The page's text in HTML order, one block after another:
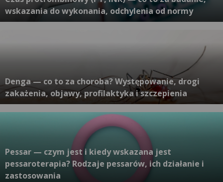
wskazania do wykonania, odchylenia od normy
Denga — co to za choroba? Występowanie, drogi
zakażenia, objawy, profilaktyka i szczepienia
Pessar — czym jest i kiedy wskazana jest
pessaroterapia? Rodzaje pessarów, ich działanie i
zastosowania